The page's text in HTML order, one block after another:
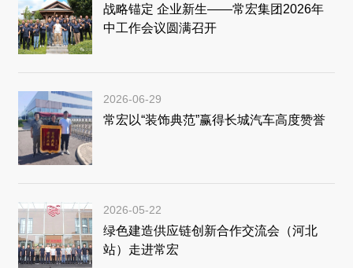
战略锚定 企业新生——常宏集团2026年
中工作会议圆满召开
2026-06-29
常宏以“装饰典范”赢得长城汽车高度赞誉
2026-05-22
绿色建造供应链创新合作交流会（河北
站）走进常宏